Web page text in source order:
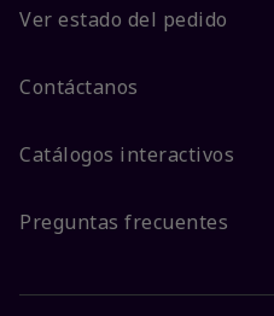
Ver estado del pedido
Contáctanos
Catálogos interactivos
Preguntas frecuentes